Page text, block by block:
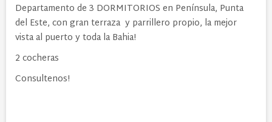
Departamento de 3 DORMITORIOS en Península, Punta
del Este, con gran terraza y parrillero propio, la mejor
vista al puerto y toda la Bahia!
2 cocheras
Consultenos!